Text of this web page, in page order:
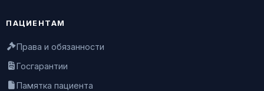
ПАЦИЕНТАМ
Права и обязанности
Госгарантии
Памятка пациента